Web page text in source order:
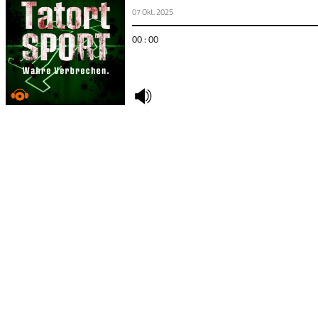
07 Okt. 2025
00 : 00